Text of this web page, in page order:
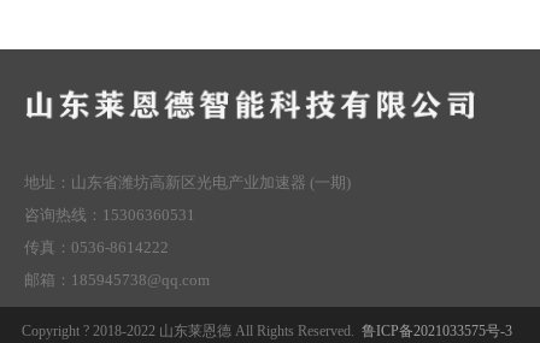
地址：山东省潍坊高新区光电产业加速器 (一期)
咨询热线：15306360531
传真：0536-8614222
邮箱：185945738@qq.com
Copyright ? 2018-2022 山东莱恩德 All Rights Reserved. 鲁ICP备2021033575号-3